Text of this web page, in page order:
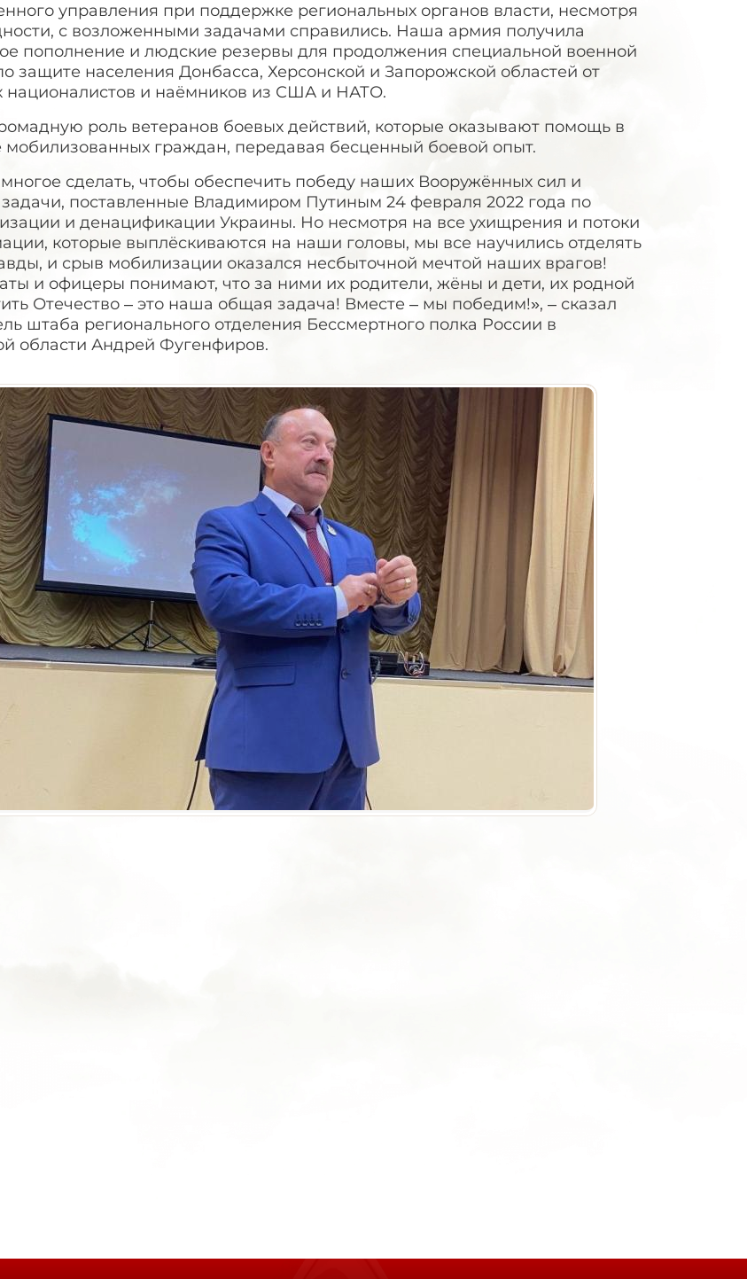
управления при поддержке региональных органов власти, несмотря
с возложенными задачами справились. Наша армия получила
пополнение и людские резервы для продолжения специальной военной
защите населения Донбасса, Херсонской и Запорожской областей от
националистов и наёмников из США и НАТО.
роль ветеранов боевых действий, которые оказывают помощь в
мобилизованных граждан, передавая бесценный боевой опыт.
сделать, чтобы обеспечить победу наших Вооружённых сил и
поставленные Владимиром Путиным 24 февраля 2022 года по
и денацификации Украины. Но несмотря на все ухищрения и потоки
которые выплёскиваются на наши головы, мы все научились отделять
и срыв мобилизации оказался несбыточной мечтой наших врагов!
и офицеры понимают, что за ними их родители, жёны и дети, их родной
Отечество – это наша общая задача! Вместе – мы победим!», – сказал
штаба регионального отделения Бессмертного полка России в
области Андрей Фугенфиров.